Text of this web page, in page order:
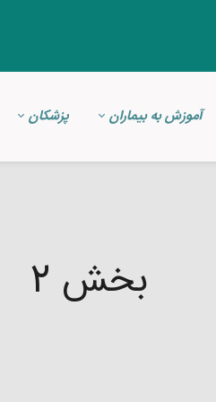
آموزش به بیماران پزشکان
بخش 2